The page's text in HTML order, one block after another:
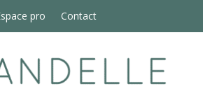
pro Contact